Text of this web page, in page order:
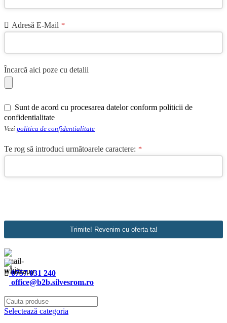
Adresă E-Mail *
Încarcă aici poze cu detalii
Website
URL *
Sunt de acord cu procesarea datelor conform politicii de
confidentialitate
Vezi politica de confidentialitate
Te rog să introduci următoarele caractere: *
Trimite! Revenim cu oferta ta!
0757 031 240
office@b2b.silvesrom.ro
Selectează categoria